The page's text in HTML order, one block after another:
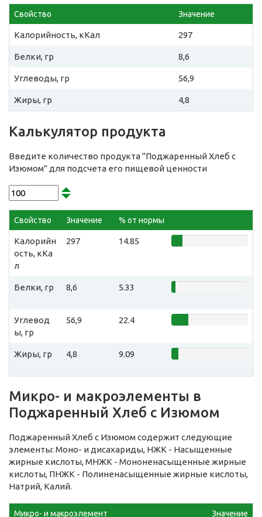
Свойство Значение
Калорийность, кКал 297
Белки, гр 8,6
Углеводы, гр 56,9
Жиры, гр 4,8
Калькулятор продукта
Введите количество продукта "Поджаренный Хлеб с
Изюмом" для подсчета его пищевой ценности
Свойство Значение % от нормы
Калорийн
ость, кКа
л
297 14.85
Белки, гр 8,6 5.33
Углевод
ы, гр
56,9 22.4
Жиры, гр 4,8 9.09
Микро- и макроэлементы в
Поджаренный Хлеб с Изюмом
Поджаренный Хлеб с Изюмом содержит следующие
элементы: Моно- и дисахариды, НЖК - Насыщенные
жирные кислоты, МНЖК - Мононенасыщенные жирные
кислоты, ПНЖК - Полиненасыщенные жирные кислоты,
Натрий, Калий.
Микро- и макроэлемент Значение